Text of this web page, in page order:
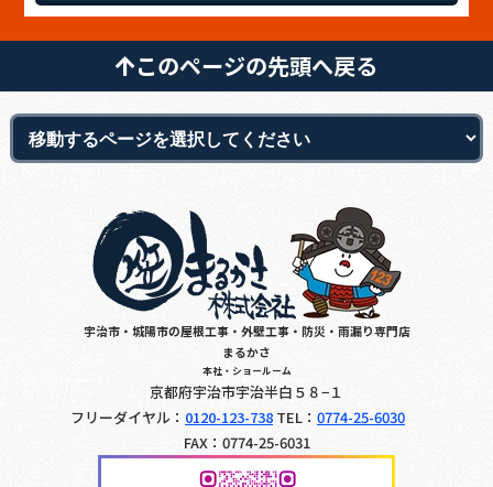
このページの先頭へ戻る
宇治市・城陽市の屋根工事・外壁工事・防災・雨漏り専門店
まるかさ
本社・ショールーム
京都府宇治市宇治半白５８−１
フリーダイヤル： 0120-123-738 TEL： 0774-25-6030
FAX：0774-25-6031